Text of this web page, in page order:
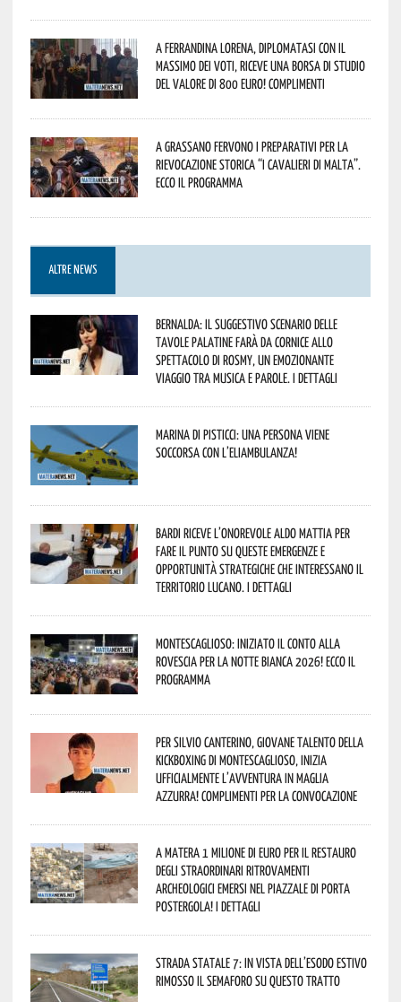
A Ferrandina Lorena, diplomatasi con il
massimo dei voti, riceve una borsa di studio
del valore di 800 euro! Complimenti
A Grassano fervono i preparativi per la
Rievocazione Storica “I CAVALIERI DI MALTA”.
Ecco il programma
ALTRE NEWS
Bernalda: il suggestivo scenario delle
Tavole Palatine farà da cornice allo
spettacolo di Rosmy, un emozionante
viaggio tra musica e parole. I dettagli
Marina di Pisticci: una persona viene
soccorsa con l’eliambulanza!
Bardi riceve l’onorevole Aldo Mattia per
fare il punto su queste emergenze e
opportunità strategiche che interessano il
territorio lucano. I dettagli
Montescaglioso: iniziato il conto alla
rovescia per la Notte Bianca 2026! Ecco il
programma
Per Silvio Canterino, giovane talento della
kickboxing di Montescaglioso, inizia
ufficialmente l’avventura in maglia
azzurra! Complimenti per la convocazione
A Matera 1 milione di euro per il restauro
degli straordinari ritrovamenti
archeologici emersi nel piazzale di Porta
Postergola! I dettagli
Strada statale 7: in vista dell’esodo estivo
rimosso il semaforo su questo tratto